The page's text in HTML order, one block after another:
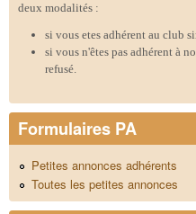
deux modalités :
si vous etes adhérent au club
si vous n'êtes pas adhérent à
refusé.
Formulaires PA
Petites annonces adhérents
Toutes les petites annonces